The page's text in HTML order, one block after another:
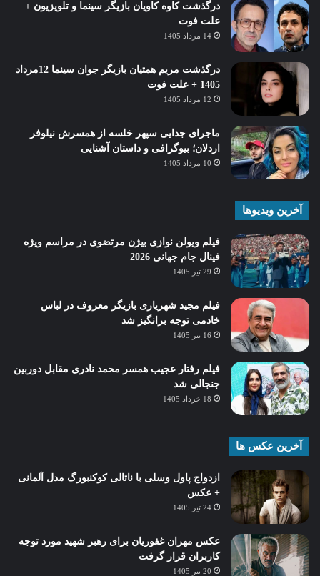
درگذشت کاوه کاویان بازیگر سینما و تلویزیون +
علت فوت
14 مرداد 1405
درگذشت مریم همتیان بازیگر جوان سینما 12مرداد
1405 + علت فوت
12 مرداد 1405
ماجرای جدایی سپهر خلسه از همسرش نیلوفر
اردلان؛ بیوگرافی و داستان آشنایی
10 مرداد 1405
آخرین ویدیوها
فیلم ویولن نوازی بیژن مرتضوی در مراسم ویژه
فینال جام جهانی 2026
29 تیر 1405
فیلم مجید شهریاری بازیگر معروف در لباس
خادمی توجه برانگیز شد
16 تیر 1405
فیلم رفتار عجیب همسر محمد نادری مقابل دوربین
جنجالی شد
18 خرداد 1405
آخرین عکس ها
ازدواج پاول وسلی با ناتالی کوکنبورگ مدل آلمانی
+ عکس
24 تیر 1405
عکس مهران غفوریان برای رهبر شهید مورد توجه
کاربران قرار گرفت
20 تیر 1405